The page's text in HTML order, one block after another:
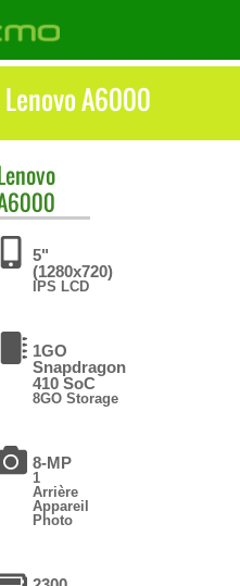
A6000
5"
(1280x720)
IPS LCD
1GO
Snapdragon
410 SoC
8GO Storage
8-MP
1
Arrière
Appareil
Photo